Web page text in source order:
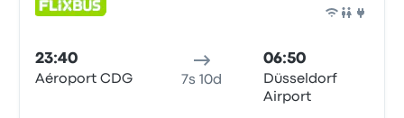
23:40
Aéroport CDG 7s 10d
06:50
Düsseldorf
Airport